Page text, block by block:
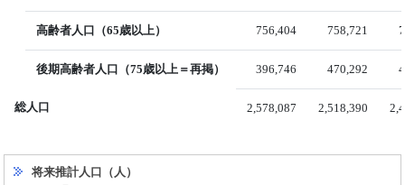
高齢者人口（65歳以上） 756,404 758,721
後期高齢者人口（75歳以上＝再掲） 396,746 470,292
総人口 2,578,087 2,518,390
将来推計人口（人）